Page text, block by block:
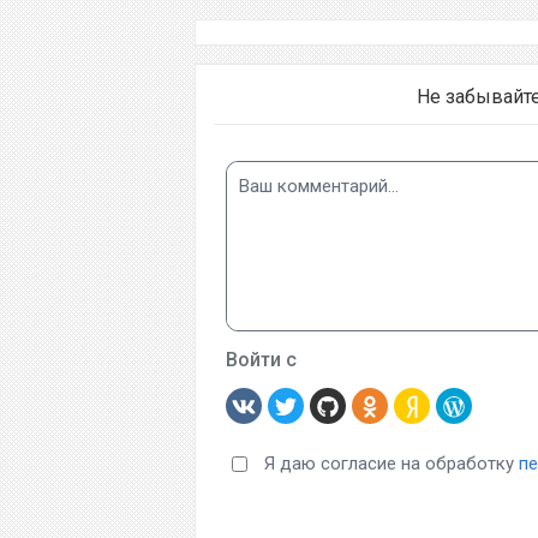
Не
Войти с
Я даю согласие на обработку